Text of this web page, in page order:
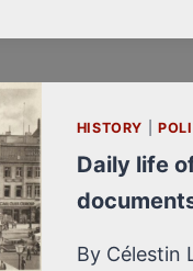
HISTORY |
Daily life
By Célestin